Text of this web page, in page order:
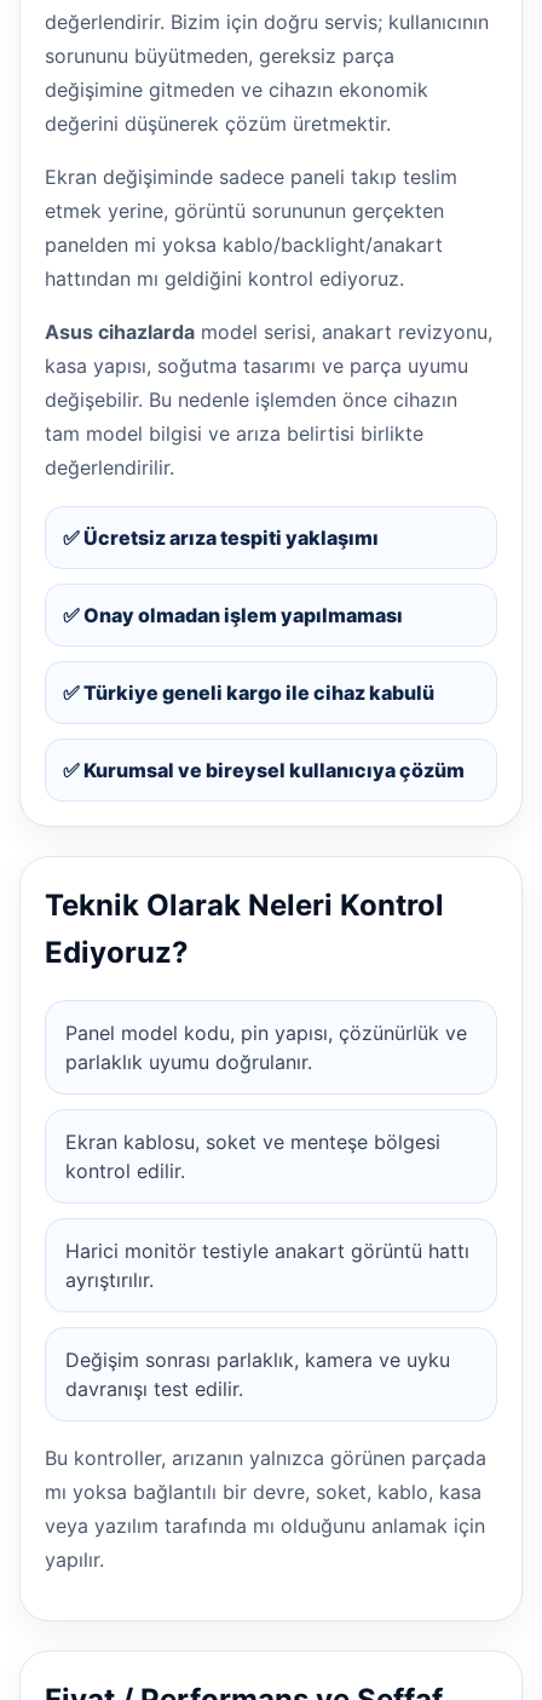
değerlendirir. Bizim için doğru servis; kullanıcının
sorununu büyütmeden, gereksiz parça
değişimine gitmeden ve cihazın ekonomik
değerini düşünerek çözüm üretmektir.
Ekran değişiminde sadece paneli takıp teslim
etmek yerine, görüntü sorununun gerçekten
panelden mi yoksa kablo/backlight/anakart
hattından mı geldiğini kontrol ediyoruz.
Asus cihazlarda model serisi, anakart revizyonu,
kasa yapısı, soğutma tasarımı ve parça uyumu
değişebilir. Bu nedenle işlemden önce cihazın
tam model bilgisi ve arıza belirtisi birlikte
değerlendirilir.
✅ Ücretsiz arıza tespiti yaklaşımı
✅ Onay olmadan işlem yapılmaması
✅ Türkiye geneli kargo ile cihaz kabulü
✅ Kurumsal ve bireysel kullanıcıya çözüm
Teknik Olarak Neleri Kontrol
Ediyoruz?
Panel model kodu, pin yapısı, çözünürlük ve
parlaklık uyumu doğrulanır.
Ekran kablosu, soket ve menteşe bölgesi
kontrol edilir.
Harici monitör testiyle anakart görüntü hattı
ayrıştırılır.
Değişim sonrası parlaklık, kamera ve uyku
davranışı test edilir.
Bu kontroller, arızanın yalnızca görünen parçada
mı yoksa bağlantılı bir devre, soket, kablo, kasa
veya yazılım tarafında mı olduğunu anlamak için
yapılır.